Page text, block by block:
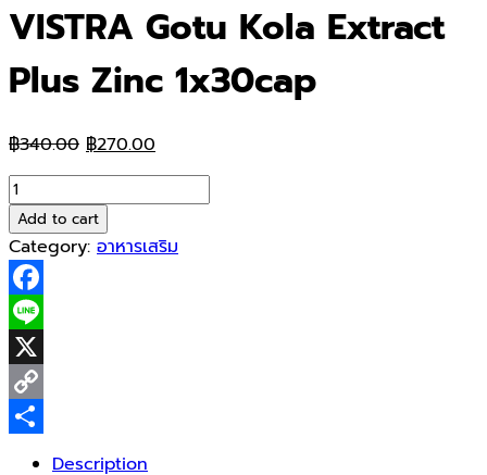
VISTRA Gotu Kola Extract
Plus Zinc 1x30cap
฿340.00 Original
price
฿340.00.
฿270.00
price
VISTRA
Gotu
Kola
Extract
Plus
Zinc
1x30cap
quantity
Add to cart
Category: อาหารเสริม
Facebook
Line
X
Copy
ShareDescription